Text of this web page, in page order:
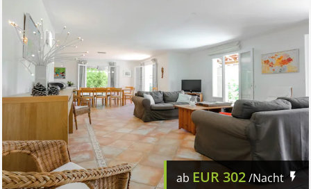
ab EUR302/Nacht